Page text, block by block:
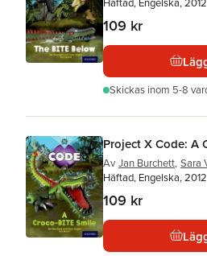
109 kr
Skickas inom 5-8
Project X Code: A
Av Jan Burchett, Sara
Häftad, Engelska, 2012
109 kr